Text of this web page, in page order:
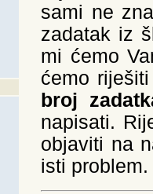
sami ne
zadatak iz
mi ćemo
ćemo
broj
napisati.
objaviti na
isti problem.